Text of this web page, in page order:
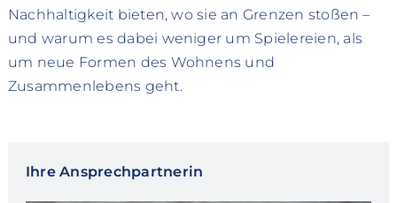
Nachhaltigkeit bieten, wo sie an Grenzen stoßen –
und warum es dabei weniger um Spielereien, als
um neue Formen des Wohnens und
Zusammenlebens geht.
Ihre Ansprechpartnerin